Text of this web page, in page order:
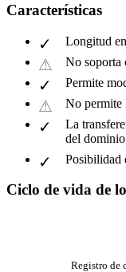
Características
Longitud
No soporta
Permite
No permite
La
del dominio
Posibilidad
Ciclo de vida de
Registro de